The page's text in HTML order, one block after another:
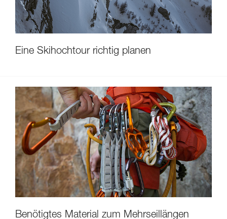
Eine Skihochtour richtig planen
Benötigtes Material zum Mehrseillängen